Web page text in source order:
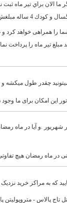
الان براي تير ماه ثبت
با تشكرات فراوان
را همراهی خواهد کرد و
مبلغ تیر ماه را پرداخت
این امکان برای ما وجود
شهریور .و آیا در ماه
ماه رمضان هیچ تفاوتی
هتل تاج پالاس -